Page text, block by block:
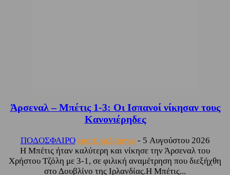
Άρσεναλ – Μπέτις 1-3: Οι Ισπανοί νίκησαν τους
Κανονιέρηδες
ΠΟΔΟΣΦΑΙΡΟ sporting24news - 5 Αυγούστου 2026
Η Μπέτις ήταν καλύτερη και νίκησε την Άρσεναλ του
Χρήστου Τζόλη με 3-1, σε φιλική αναμέτρηση που διεξήχθη
στο Δουβλίνο της Ιρλανδίας.Η Μπέτις...